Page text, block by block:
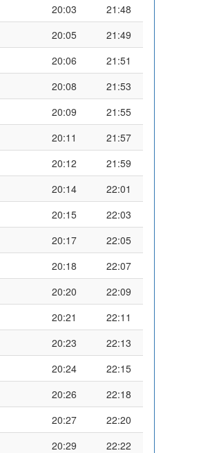
20:03
21:48
20:05
21:49
20:06
21:51
20:08
21:53
20:09
21:55
20:11
21:57
20:12
21:59
20:14
22:01
20:15
22:03
20:17
22:05
20:18
22:07
20:20
22:09
20:21
22:11
20:23
22:13
20:24
22:15
20:26
22:18
20:27
22:20
20:29
22:22